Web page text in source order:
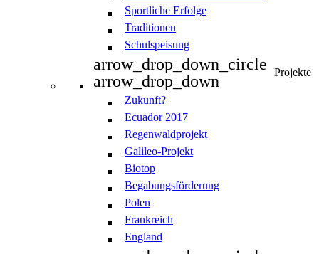
Sportliche Erfolge
Traditionen
Schulspeisung
arrow_drop_down_circle
arrow_drop_down
Projekte
Zukunft?
Ecuador 2017
Regenwaldprojekt
Galileo-Projekt
Biotop
Begabungsförderung
Polen
Frankreich
England